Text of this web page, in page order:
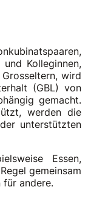
und Kolleginnen,
wird
(GBL) von
gemacht.
werden die
unterstützten
Essen,
gemeinsam
für andere.